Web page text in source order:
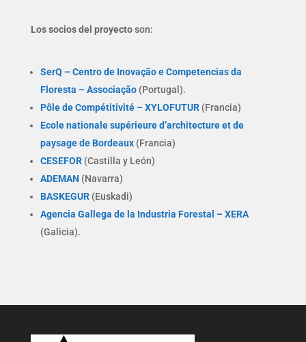
Los socios del proyectoson:
SerQ – Centro de Inovação e Competencias da
Floresta – Associação(Portugal).
Pôle de Compétitivité – XYLOFUTUR(Francia)
Ecole nationale supérieure d’architecture et de
paysage de Bordeaux(Francia)
CESEFOR(Castilla y León)
ADEMAN (Navarra)
BASKEGUR(Euskadi)
Agencia Gallega de la Industria Forestal – XERA
(Galicia).